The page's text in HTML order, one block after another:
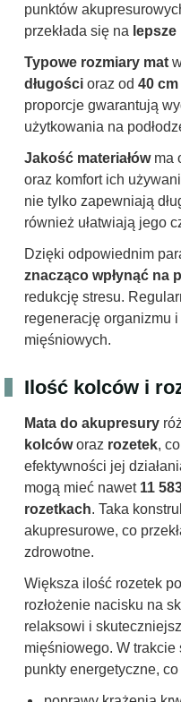
punktów
przekłada się na
Typowe rozmiary mat
długości oraz od 40
proporcje gwarantują
użytkowania na
Jakość materiałówma
oraz komfort ich
nie tylko zapewniają
również ułatwiają jego
Dzięki odpowiednim
znacząco wpłynąć na
redukcję stresu.
regenerację organizmu
mięśniowych.
Ilość kolców i
Mata do akupresury
kolcóworaz rozetek,
efektywności jej
mogą mieć nawet 11
rozetkach. Taka
akupresurowe, co
zdrowotne.
Większa ilość rozetek
rozłożenie nacisku na
relaksowi i
mięśniowego. W
punkty energetyczne,